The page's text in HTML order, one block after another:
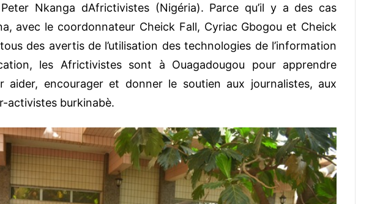
Nkanga dAfrictivistes (Nigéria). Parce qu’il y a des cas
avec le coordonnateur Cheick Fall, Cyriac Gbogou et Cheick
des avertis de l’utilisation des technologies de l’information
les Africtivistes sont à Ouagadougou pour apprendre
aider, encourager et donner le soutien aux journalistes, aux
activistes burkinabè.